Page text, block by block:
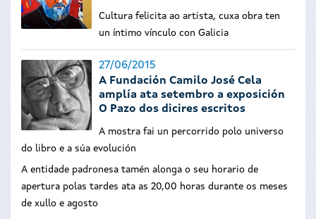
Cultura felicita ao artista, cuxa obra ten
un íntimo vínculo con Galicia
27/06/2015
A Fundación Camilo José Cela
amplía ata setembro a exposición
O Pazo dos dicires escritos
A mostra fai un percorrido polo universo
do libro e a súa evolución
A entidade padronesa tamén alonga o seu horario de
apertura polas tardes ata as 20,00 horas durante os meses
de xullo e agosto